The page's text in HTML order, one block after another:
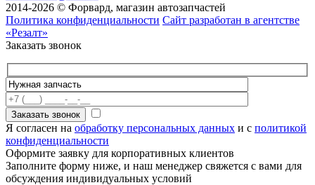
2014-2026 © Форвард, магазин автозапчастей
Политика конфиденциальности Сайт разработан в агентстве
«Резалт»
Заказать звонок
Я согласен на обработку персональных данных и с политикой
конфиденциальности
Оформите заявку для корпоративных клиентов
Заполните форму ниже, и наш менеджер свяжется с вами для
обсуждения индивидуальных условий